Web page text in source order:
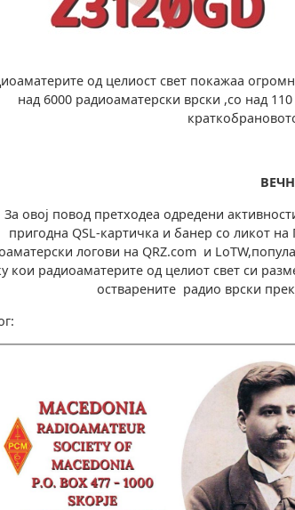
од целиост свет покажаа
над 6000 радиоаматерски врски ,со над
овој повод претходеа одредени
пригодна QSL-картичка и банер со ликот
логови на QRZ.com и
кои радиоаматерите од целиот свет си
остварените радио врски